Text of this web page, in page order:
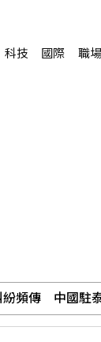
科技 國際 職場
紛頻傳 中國駐